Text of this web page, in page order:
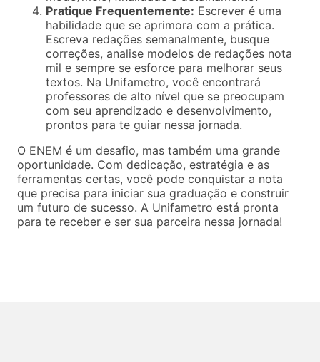
Pratique Frequentemente: Escrever é uma
habilidade que se aprimora com a prática.
Escreva redações semanalmente, busque
correções, analise modelos de redações nota
mil e sempre se esforce para melhorar seus
textos. Na Unifametro, você encontrará
professores de alto nível que se preocupam
com seu aprendizado e desenvolvimento,
prontos para te guiar nessa jornada.
O ENEM é um desafio, mas também uma grande
oportunidade. Com dedicação, estratégia e as
ferramentas certas, você pode conquistar a nota
que precisa para iniciar sua graduação e construir
um futuro de sucesso. A Unifametro está pronta
para te receber e ser sua parceira nessa jornada!